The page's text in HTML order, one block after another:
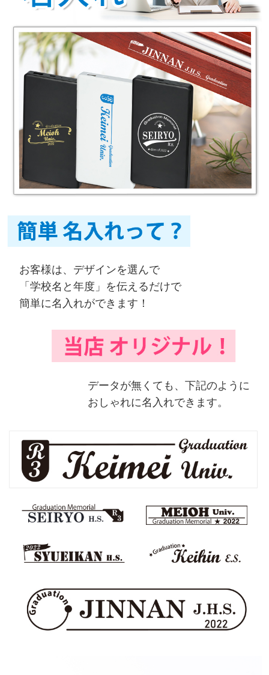
お客様は、デザインを選んで
「学校名と年度」を伝えるだけで
簡単に名入れができます！
データが無くても、下記のように
おしゃれに名入れできます。